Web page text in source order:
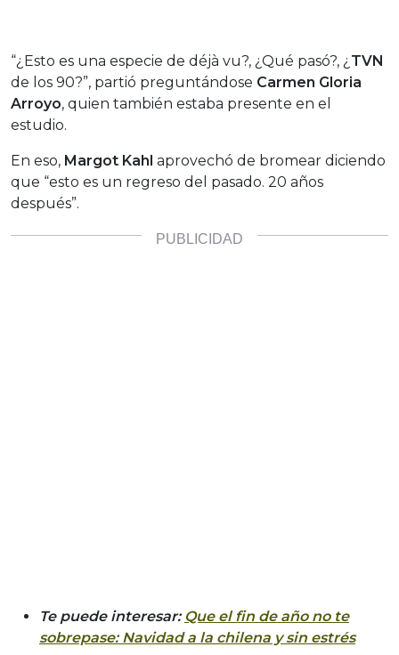
“¿Esto es una especie de déjà vu?, ¿Qué pasó?, ¿ TVN
de los 90?”, partió preguntándose Carmen Gloria
Arroyo, quien también estaba presente en el
estudio.
En eso, Margot Kahl aprovechó de bromear diciendo
que “esto es un regreso del pasado. 20 años
después”.
Te puede interesar: Que el fin de año no te
sobrepase: Navidad a la chilena y sin estrés